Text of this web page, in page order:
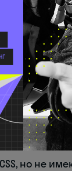
на
, веб-
спрос на
но не